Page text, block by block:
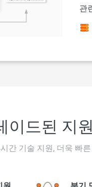
관
이드된 지
간 기술 지원, 더욱 빠